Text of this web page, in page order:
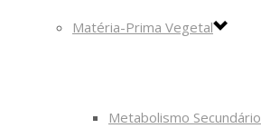
Matéria-Prima Vegetal
Metabolismo Secundário